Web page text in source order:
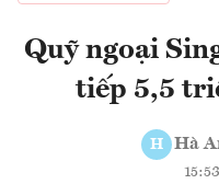
Quỹ ngoại
tiếp 5,5
H Hà